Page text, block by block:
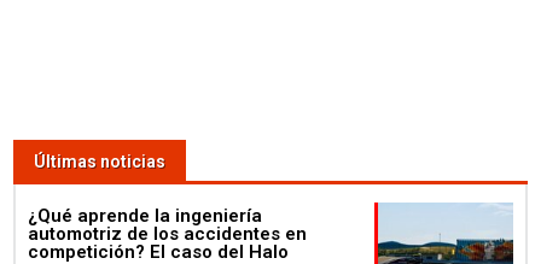
Últimas noticias
¿Qué aprende la ingeniería
automotriz de los accidentes en
competición? El caso del Halo